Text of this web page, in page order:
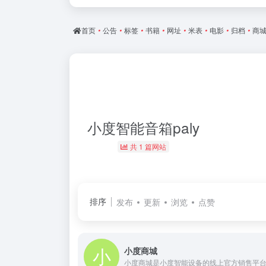
首页 • 公告 • 标签 • 书籍 • 网址 • 米表 • 电影 • 归档 • 商城
小度智能音箱paly
共 1 篇网站
排序 发布 更新 浏览 点赞
小度商城